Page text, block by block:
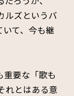
ルズというバ
いて、今も継
重要な「歌も
れとはある意